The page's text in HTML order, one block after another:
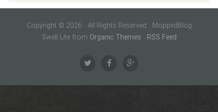
Copyright © 2026 · All Rights Reserved · MoppedBlog
Swell Lite from Organic Themes · RSS Feed